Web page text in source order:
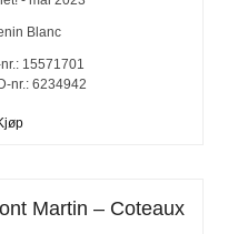
Blanc
15571701
nr.: 6234942
Martin – Coteaux